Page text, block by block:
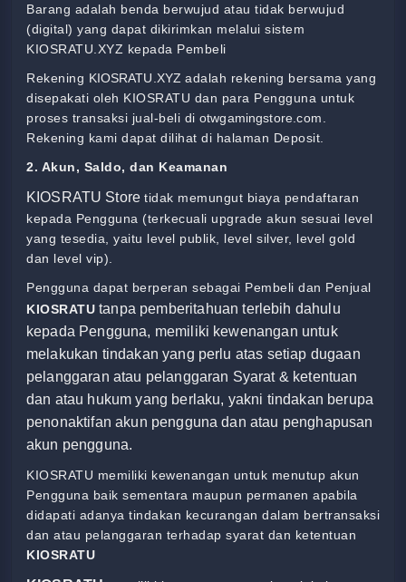
Barang adalah benda berwujud atau tidak berwujud
(digital) yang dapat dikirimkan melalui sistem
KIOSRATU.XYZ kepada Pembeli
Rekening KIOSRATU.XYZadalah rekening bersama yang
disepakati oleh KIOSRATU dan para Pengguna untuk
proses transaksi jual-beli di otwgamingstore.com.
Rekening kami dapat dilihat di halaman Deposit.
2. Akun, Saldo, dan Keamanan
KIOSRATU Storetidak memungut biaya pendaftaran
kepada Pengguna (terkecuali upgrade akun sesuai level
yang tesedia, yaitu level publik, level silver, level gold
dan level vip).
Pengguna dapat berperan sebagai Pembeli dan Penjual
KIOSRATU tanpa pemberitahuan terlebih dahulu
kepada Pengguna, memiliki kewenangan untuk
melakukan tindakan yang perlu atas setiap dugaan
pelanggaran atau pelanggaran Syarat & ketentuan
dan atau hukum yang berlaku, yakni tindakan berupa
penonaktifan akun pengguna dan atau penghapusan
akun pengguna.
KIOSRATU memiliki kewenangan untuk menutup akun
Pengguna baik sementara maupun permanen apabila
didapati adanya tindakan kecurangan dalam bertransaksi
dan atau pelanggaran terhadap syarat dan ketentuan
KIOSRATU